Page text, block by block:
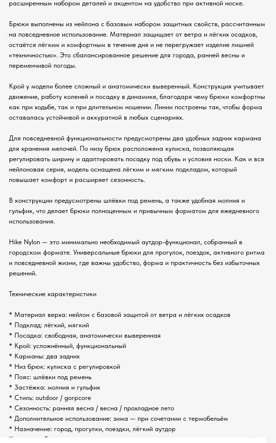
расширенным набором деталей и акцентом на удобство при активной носке.
Брюки выполнены из нейлона с базовым набором защитных свойств, рассчитанным
на повседневное использование. Материал защищает от ветра и лёгких осадков,
остаётся лёгким и комфортным в течение дня и не перегружает изделие лишней
«техничностью». Это сбалансированное решение для города, ранней весны и
переменчивой погоды.
Крой у модели более сложный и анатомически выверенный. Конструкция учитывает
движение, работу коленей и посадку в динамике, благодаря чему брюки комфортны
как при ходьбе, так и при длительном ношении. Линии построены так, чтобы форма
оставалась устойчивой и аккуратной в любых сценариях.
Для повседневной функциональности предусмотрены два удобных задних кармана
для хранения мелочей. По низу брюк расположена кулиска, позволяющая
регулировать ширину и адаптировать посадку под обувь и условия носки. Как и вся
нейлоновая серия, модель оснащена лёгким и мягким подкладом, который
повышает комфорт и расширяет сезонность.
В конструкции предусмотрены шлёвки под ремень, а также удобная молния и
гульфик, что делает брюки полноценным и привычным форматом для ежедневного
использования.
Hike Nylon — это минимально необходимый аутдор-функционал, собранный в
городском формате. Универсальные брюки для прогулок, поездок, активного ритма
и повседневной жизни, где важны удобство, форма и практичность без избыточных
решений.
Технические характеристики
* Материал верха: нейлон с базовой защитой от ветра и лёгких осадков
* Подклад: лёгкий, мягкий
* Посадка: свободная, анатомически выверенная
* Крой: усложнённый, функциональный
* Карманы: два задних
* Низ брюк: кулиска с регулировкой
* Пояс: шлёвки под ремень
* Застёжка: молния и гульфик
* Стиль: outdoor / gorpcore
* Сезонность: ранняя весна / весна / прохладное лето
* Дополнительное использование: зима — при сочетании с термобельём
* Назначение: город, прогулки, поездки, лёгкий аутдор
Категория: Брюки